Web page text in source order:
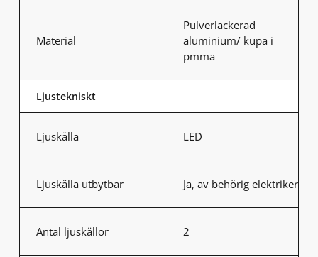
Material
Pulverlackerad
aluminium/ kupa i
pmma
Ljustekniskt
Ljuskälla LED
Ljuskälla utbytbar Ja, av behörig elektriker
Antal ljuskällor 2